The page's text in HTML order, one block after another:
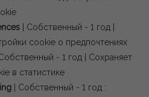
| Собственный - 1 год |
cookie о предпочтениях
- 1 год | Сохраняет
в статистике
| Собственный - 1 год :